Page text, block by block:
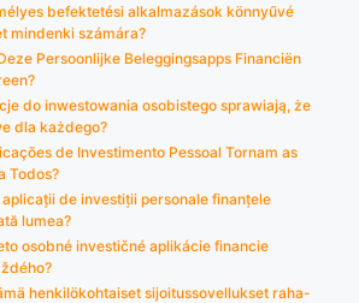
befektetési alkalmazások könnyűvé
mindenki számára?
Persoonlijke Beleggingsapps Financiën
do inwestowania osobistego sprawiają, że
dla każdego?
de Investimento Pessoal Tornam as
Todos?
aplicații de investiții personale finanțele
lumea?
osobné investičné aplikácie financie
henkilökohtaiset sijoitussovellukset raha-